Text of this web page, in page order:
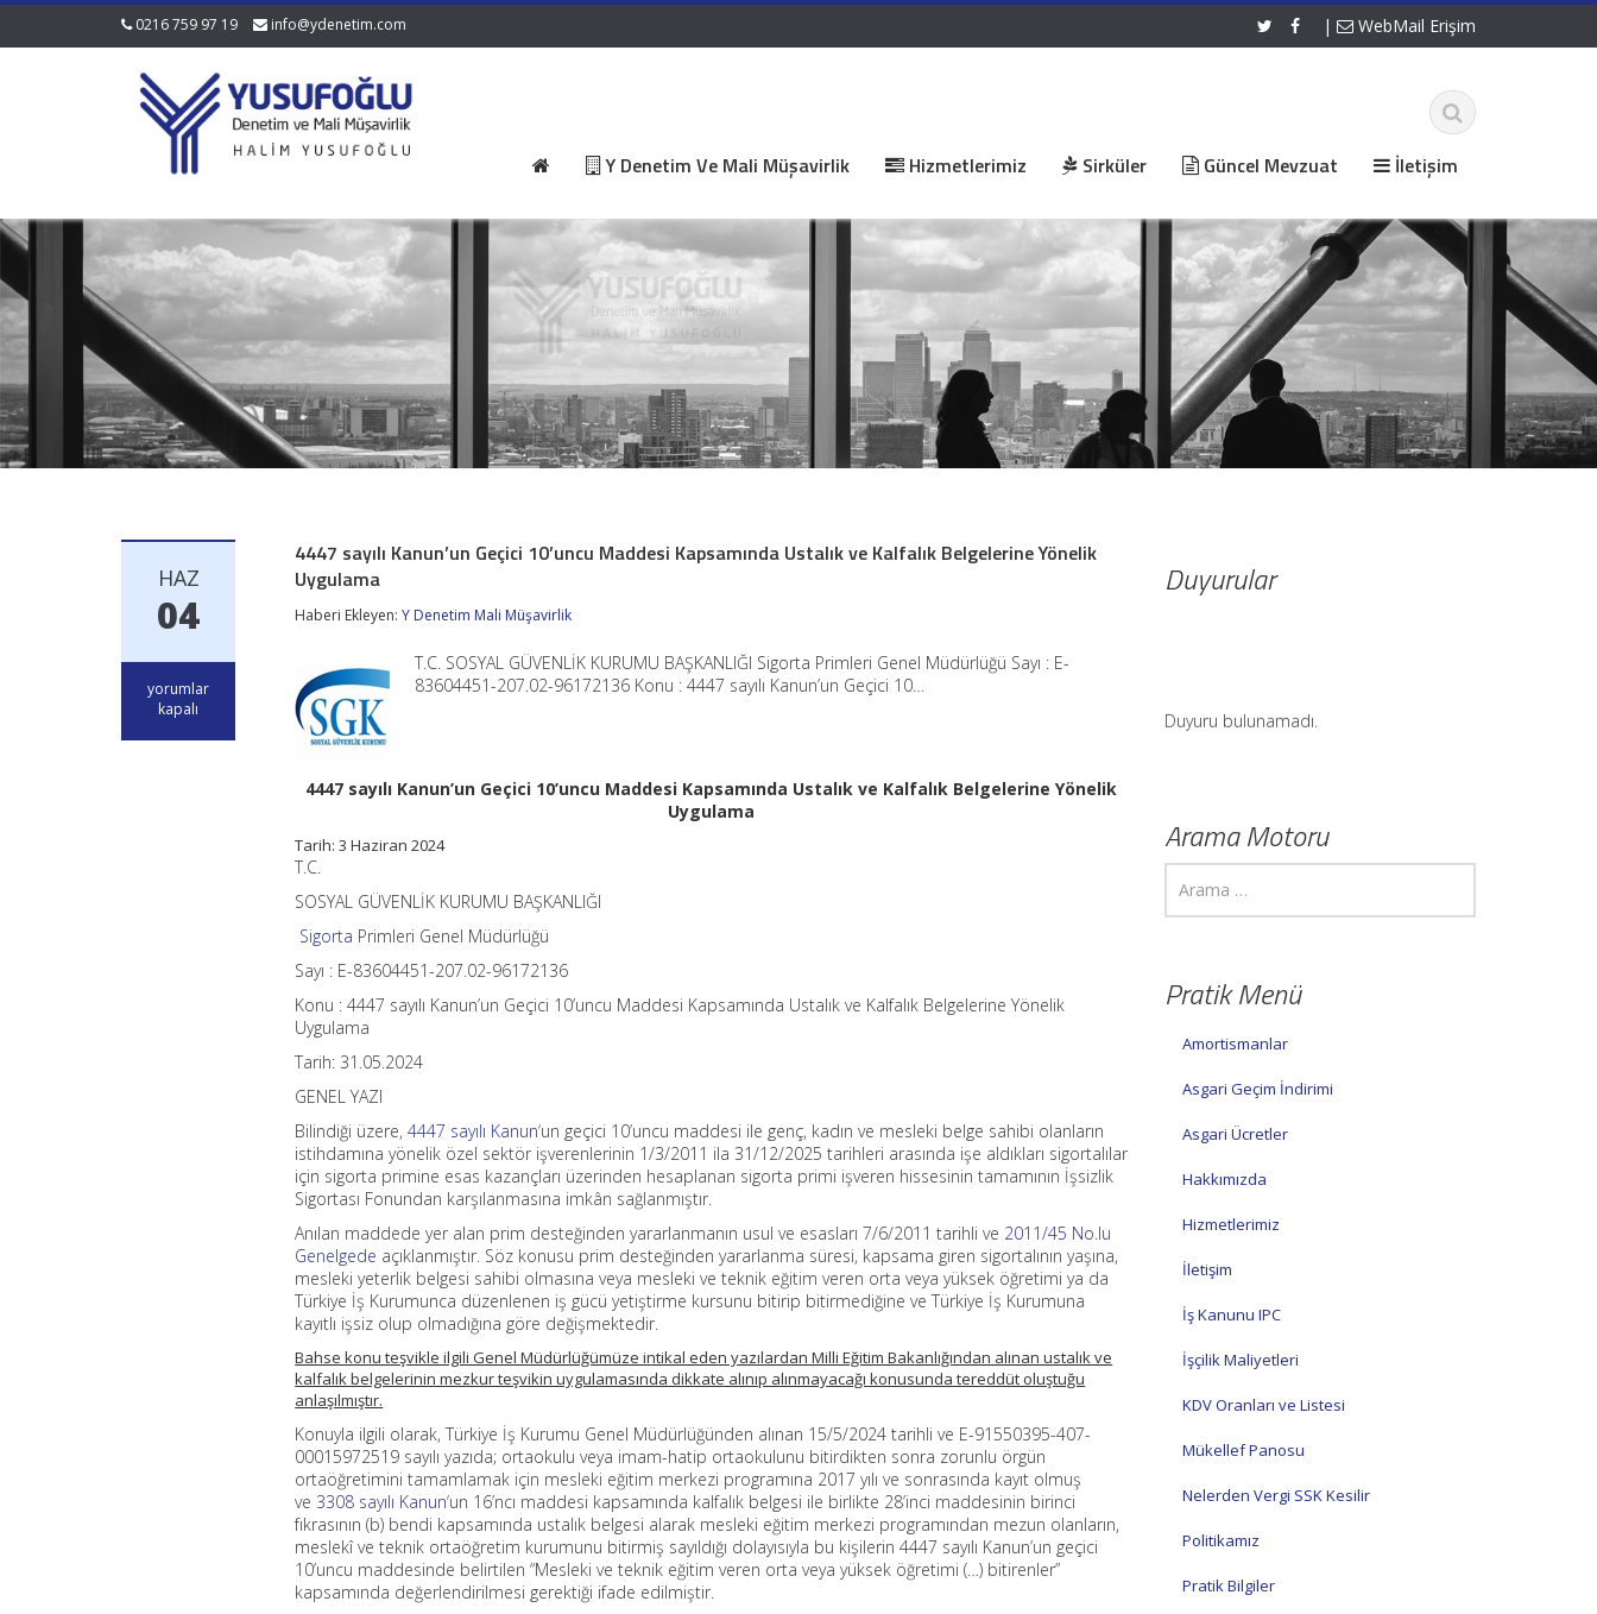
0216 759 97 19 info@ydenetim.com | WebMail Erişim
Y Denetim Ve Mali Müşavirlik Hizmetlerimiz Sirküler Güncel Mevzuat İletişim
HAZ
04
4447
sayılı
yorumlar
kapalı
4447 sayılı Kanun’un Geçici 10’uncu Maddesi Kapsamında Ustalık ve Kalfalık Belgelerine Yönelik
Uygulama
Haberi Ekleyen:Y Denetim Mali Müşavirlik
T.C. SOSYAL GÜVENLİK KURUMU BAŞKANLIĞI Sigorta Primleri Genel Müdürlüğü Sayı : E-
83604451-207.02-96172136 Konu : 4447 sayılı Kanun’un Geçici 10…
4447 sayılı Kanun’un Geçici 10’uncu Maddesi Kapsamında Ustalık ve Kalfalık Belgelerine Yönelik
Uygulama
Tarih: 3 Haziran 2024
T.C.
SOSYAL GÜVENLİK KURUMU BAŞKANLIĞI
Sigorta Primleri Genel Müdürlüğü
Sayı : E-83604451-207.02-96172136
Konu : 4447 sayılı Kanun’un Geçici 10’uncu Maddesi Kapsamında Ustalık ve Kalfalık Belgelerine Yönelik
Uygulama
Tarih: 31.05.2024
GENEL YAZI
Bilindiği üzere,4447 sayılı Kanun‘un geçici 10’uncu maddesi ile genç, kadın ve mesleki belge sahibi olanların
istihdamına yönelik özel sektör işverenlerinin 1/3/2011 ila 31/12/2025 tarihleri arasında işe aldıkları sigortalılar
için sigorta primine esas kazançları üzerinden hesaplanan sigorta primi işveren hissesinin tamamının İşsizlik
Sigortası Fonundan karşılanmasına imkân sağlanmıştır.
Anılan maddede yer alan prim desteğinden yararlanmanın usul ve esasları 7/6/2011 tarihli ve 2011/45 No.lu
Genelgede açıklanmıştır. Söz konusu prim desteğinden yararlanma süresi, kapsama giren sigortalının yaşına,
mesleki yeterlik belgesi sahibi olmasına veya mesleki ve teknik eğitim veren orta veya yüksek öğretimi ya da
Türkiye İş Kurumunca düzenlenen iş gücü yetiştirme kursunu bitirip bitirmediğine ve Türkiye İş Kurumuna
kayıtlı işsiz olup olmadığına göre değişmektedir.
Bahse konu teşvikle ilgili Genel Müdürlüğümüze intikal eden yazılardan Milli Eğitim Bakanlığından alınan ustalık ve
kalfalık belgelerinin mezkur teşvikin uygulamasında dikkate alınıp alınmayacağı konusunda tereddüt oluştuğu
anlaşılmıştır.
Konuyla ilgili olarak, Türkiye İş Kurumu Genel Müdürlüğünden alınan 15/5/2024 tarihli ve E-91550395-407-
00015972519 sayılı yazıda; ortaokulu veya imam-hatip ortaokulunu bitirdikten sonra zorunlu örgün
ortaöğretimini tamamlamak için mesleki eğitim merkezi programına 2017 yılı ve sonrasında kayıt olmuş
ve 3308 sayılı Kanun‘un 16’ncı maddesi kapsamında kalfalık belgesi ile birlikte 28’inci maddesinin birinci
fıkrasının (b) bendi kapsamında ustalık belgesi alarak mesleki eğitim merkezi programından mezun olanların,
meslekî ve teknik ortaöğretim kurumunu bitirmiş sayıldığı dolayısıyla bu kişilerin 4447 sayılı Kanun’un geçici
10’uncu maddesinde belirtilen “Mesleki ve teknik eğitim veren orta veya yüksek öğretimi (…) bitirenler”
kapsamında değerlendirilmesi gerektiği ifade edilmiştir.
Duyurular
Duyuru bulunamadı.
Arama Motoru
Pratik Menü
Amortismanlar
Asgari Geçim İndirimi
Asgari Ücretler
Hakkımızda
Hizmetlerimiz
İletişim
İş Kanunu IPC
İşçilik Maliyetleri
KDV Oranları ve Listesi
Mükellef Panosu
Nelerden Vergi SSK Kesilir
Politikamız
Pratik Bilgiler